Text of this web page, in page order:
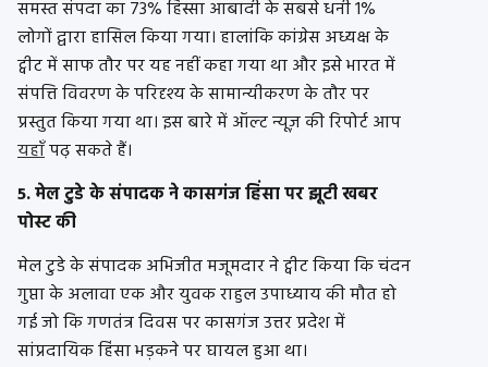
समस्त संपदा का 73% हिस्सा आबादी के सबसे धनी 1%
लोगों द्वारा हासिल किया गया। हालांकि कांग्रेस अध्यक्ष के
ट्वीट में साफ तौर पर यह नहीं कहा गया था और इसे भारत में
संपत्ति विवरण के परिदृश्य के सामान्यीकरण के तौर पर
प्रस्तुत किया गया था। इस बारे में ऑल्‍ट न्यूज़ की रिपोर्ट आप
यहाँपढ़ सकते हैं।
5. मेल टुडे के संपादक ने कासगंज हिंसा पर झूटी खबर
पोस्ट की
मेल टुडे के संपादक अभिजीत मजूमदार ने ट्वीट किया कि चंदन
गुप्ता के अलावा एक और युवक राहुल उपाध्याय की मौत हो
गई जो कि गणतंत्र दिवस पर कासगंज उत्तर प्रदेश में
सांप्रदायिक हिंसा भड़कने पर घायल हुआ था।